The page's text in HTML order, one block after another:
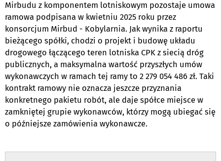
Mirbudu z komponentem lotniskowym pozostaje umowa
ramowa podpisana w kwietniu 2025 roku przez
konsorcjum Mirbud - Kobylarnia. Jak wynika z raportu
bieżącego spółki, chodzi o projekt i budowę układu
drogowego łączącego teren lotniska CPK z siecią dróg
publicznych, a maksymalna wartość przyszłych umów
wykonawczych w ramach tej ramy to 2 279 054 486 zł. Taki
kontrakt ramowy nie oznacza jeszcze przyznania
konkretnego pakietu robót, ale daje spółce miejsce w
zamkniętej grupie wykonawców, którzy mogą ubiegać się
o późniejsze zamówienia wykonawcze.